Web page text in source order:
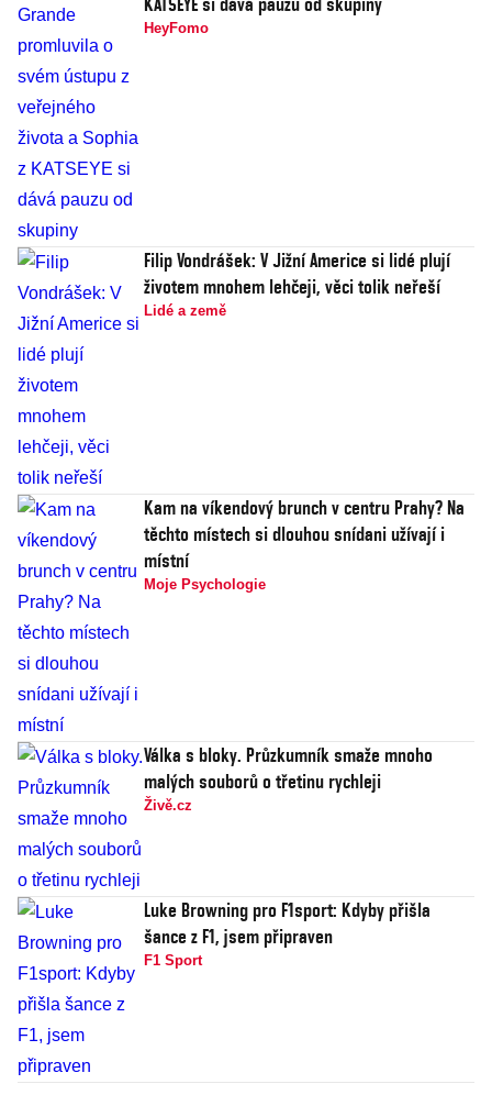
HeyFomo
Filip Vondrášek: V Jižní Americe si lidé plují
životem mnohem lehčeji, věci tolik neřeší
Lidé a země
Kam na víkendový brunch v centru Prahy? Na
těchto místech si dlouhou snídani užívají i
místní
Moje Psychologie
Válka s bloky. Průzkumník smaže mnoho
malých souborů o třetinu rychleji
Živě.cz
Luke Browning pro F1sport: Kdyby přišla
šance z F1, jsem připraven
F1 Sport